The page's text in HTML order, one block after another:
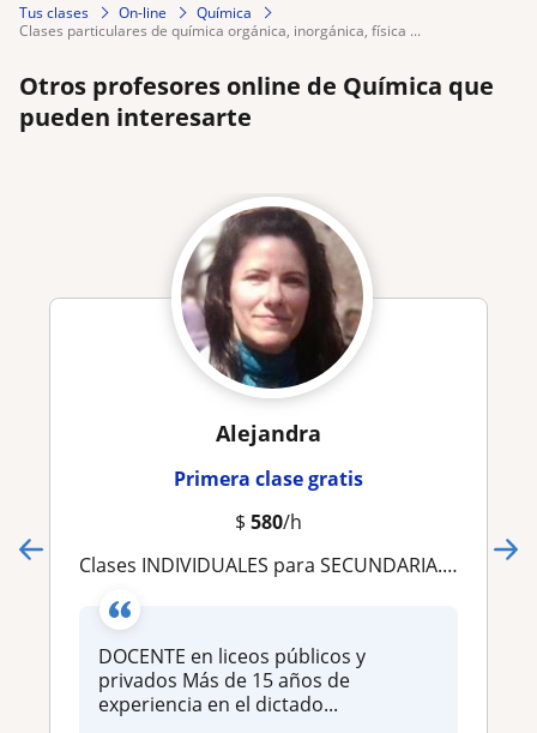
Tus clases On-line
Química
clases particulares de química orgánica, inorgánica, física ...
Otros profesores online de Química que
pueden interesarte
Alejandra
Primera clase gratis
$ 580/h
Clases INDIVIDUALES para SECUNDARIA. Vasta experiencia
DOCENTE en liceos públicos y
privados Más de 15 años de
experiencia en el dictado...